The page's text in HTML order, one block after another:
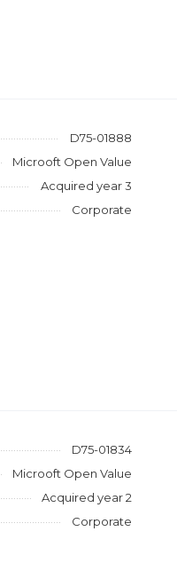
D75-01888
Microoft Open Value
Acquired year 3
Corporate
D75-01834
Microoft Open Value
Acquired year 2
Corporate